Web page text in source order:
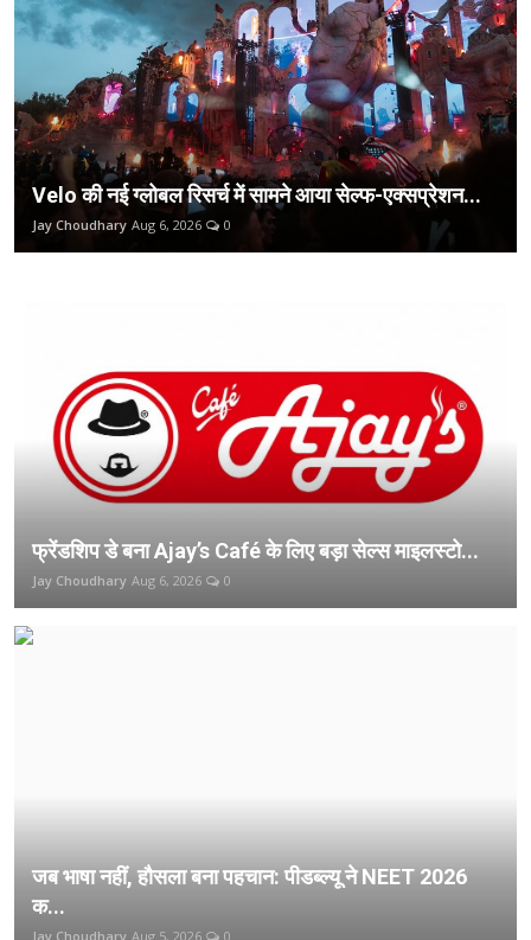
Velo की नई ग्लोबल रिसर्च में सामने आया सेल्फ-एक्सप्रेशन...
Jay Choudhary Aug 6, 2026 0
फ्रेंडशिप डे बना Ajay’s Café के लिए बड़ा सेल्स माइलस्टो...
Jay Choudhary Aug 6, 2026 0
जब भाषा नहीं, हौसला बना पहचान: पीडब्ल्यू ने NEET 2026
क...
Jay Choudhary Aug 5, 2026 0